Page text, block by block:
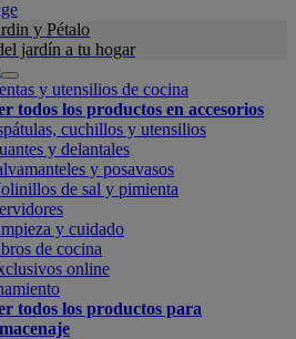
y Pétalo
jardín a tu hogar
y utensilios de cocina
todos los productos en accesorios
cuchillos y utensilios
y delantales
y posavasos
de sal y pimienta
y cuidado
de cocina
online
todos los productos para